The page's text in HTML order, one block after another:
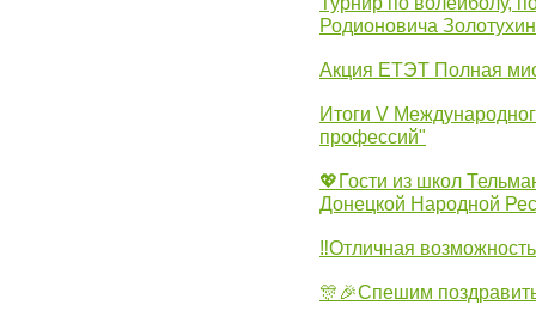
Родионовича
Акция ЕТЭТ Полная
Итоги V
профессий"
💖Гости из школ
Донецкой Народной
‼Отличная
🎊🎉Спешим